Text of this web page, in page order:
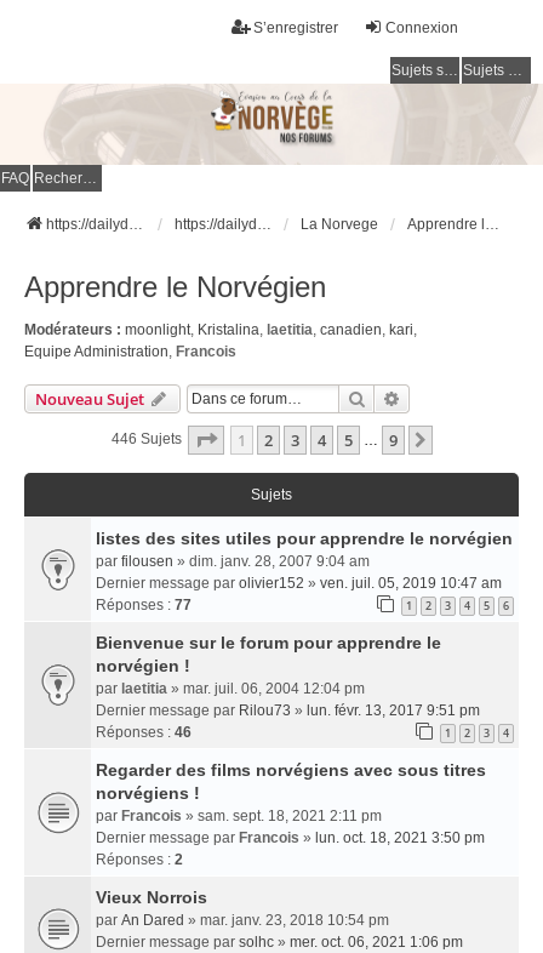
Connexion
S’enregistrer
Sujets sans réponse Sujets actifs
FAQ Rechercher
https://dailydigesthub.com https://dailydigesthub.com La Norvege Apprendre le Norvégien
Apprendre le Norvégien
Modérateurs : moonlight, Kristalina, laetitia, canadien, kari,
Equipe Administration, Francois
Nouveau Sujet Rechercher
446 Sujets Page 1Sur9
1 2 3 4 5 … 9
Sujets
listes des sites utiles pour apprendre le norvégien
par filousen » dim. janv. 28, 2007 9:04 am
Dernier message par olivier152 » ven. juil. 05, 2019 10:47 am
Réponses : 77 1 2 3 4 5 6
Bienvenue sur le forum pour apprendre le
norvégien !
par laetitia » mar. juil. 06, 2004 12:04 pm
Dernier message par Rilou73 » lun. févr. 13, 2017 9:51 pm
Réponses : 46 1 2 3 4
Regarder des films norvégiens avec sous titres
norvégiens !
par Francois » sam. sept. 18, 2021 2:11 pm
Dernier message par Francois » lun. oct. 18, 2021 3:50 pm
Réponses : 2
Vieux Norrois
par An Dared » mar. janv. 23, 2018 10:54 pm
Dernier message par solhc » mer. oct. 06, 2021 1:06 pm